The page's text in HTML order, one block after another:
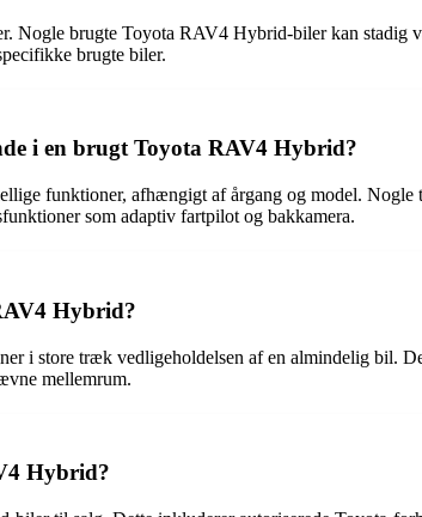
Nogle brugte Toyota RAV4 Hybrid-biler kan
brugte biler.
i en brugt Toyota RAV4 Hybrid?
funktioner, afhængigt af årgang og model.
som adaptiv fartpilot og bakkamera.
Hybrid?
i store træk vedligeholdelsen af en almindelig bil.
mellemrum.
Hybrid?